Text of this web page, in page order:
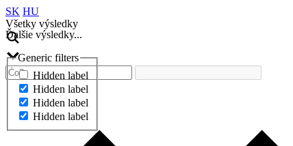
SK HU
Všetky výsledky
Ďalšie výsledky...
Generic filters
Hidden label
Hidden label
Hidden label
Hidden label